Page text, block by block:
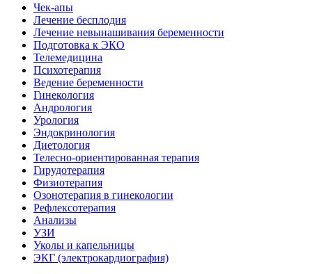
Чек-апы
Лечение бесплодия
Лечение невынашивания беременности
Подготовка к ЭКО
Телемедицина
Психотерапия
Ведение беременности
Гинекология
Андрология
Урология
Эндокринология
Диетология
Телесно-ориентированная терапия
Гирудотерапия
Физиотерапия
Озонотерапия в гинекологии
Рефлексотерапия
Анализы
УЗИ
Уколы и капельницы
ЭКГ (электрокардиография)